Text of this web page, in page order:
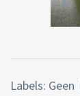
Labels: Geen